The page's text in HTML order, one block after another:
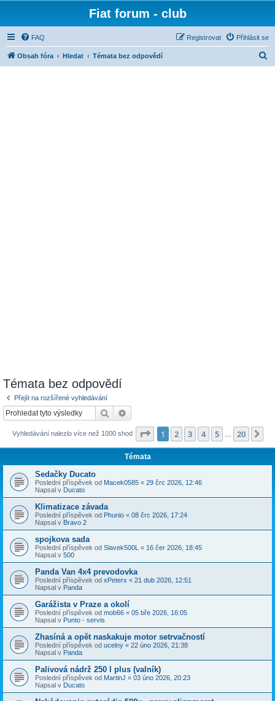
Fiat forum - club
FAQ Přihlásit se
Registrovat
Obsah fóra Hledat Témata bez odpovědí
Témata bez odpovědí
Přejít na rozšířené vyhledávání
Hledat
Vyhledávání nalezlo více než 1000 shod Stránka z 20
1 2 3 4 5 20
Témata
Sedačky Ducato
Poslední příspěvek od Macek0585 « 29 črc 2026, 12:46
Napsal v Ducato
Klimatizace závada
Poslední příspěvek od Phunio « 08 črc 2026, 17:24
Napsal v Bravo 2
spojkova sada
Poslední příspěvek od Slavek500L « 16 čer 2026, 18:45
Napsal v 500
Panda Van 4x4 prevodovka
Poslední příspěvek od xPeterx « 21 dub 2026, 12:51
Napsal v Panda
Garážista v Praze a okolí
Poslední příspěvek od mob66 « 05 bře 2026, 16:05
Napsal v Punto - servis
Zhasíná a opět naskakuje motor setrvačností
Poslední příspěvek od ucelny « 22 úno 2026, 21:38
Napsal v Panda
Palivová nádrž 250 l plus (valník)
Poslední příspěvek od MartinJ « 03 úno 2026, 20:23
Napsal v Ducato